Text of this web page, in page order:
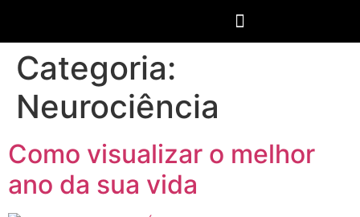
Categoria:
Neurociência
Como visualizar o melhor
ano da sua vida